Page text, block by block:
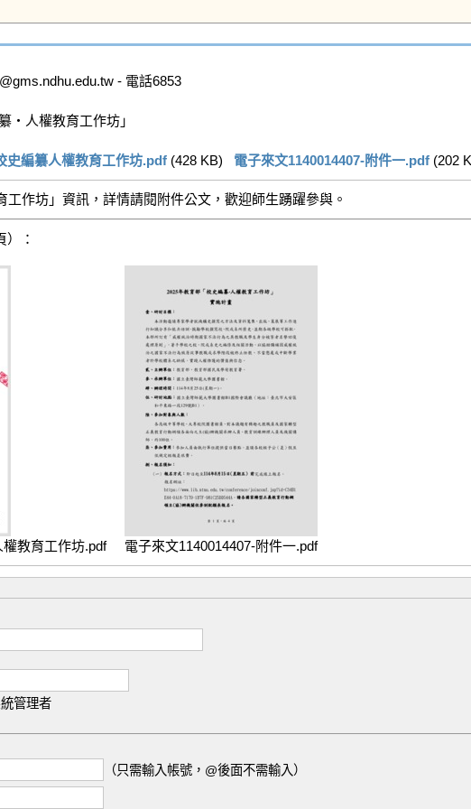
- 電話6853
‧人權教育工作坊」
史編纂人權教育工作坊.pdf (428 KB) 電子來文1140014407-附件一.pdf (202
：
教育工作坊.pdf 電子來文1140014407-附件一.pdf
管理者
（只需輸入帳號，@後面不需輸入）